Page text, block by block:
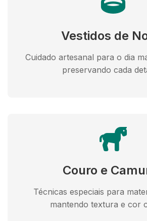
Vestidos de
Cuidado artesanal para o dia
preservando cada
Couro e
Técnicas especiais para
mantendo textura e cor